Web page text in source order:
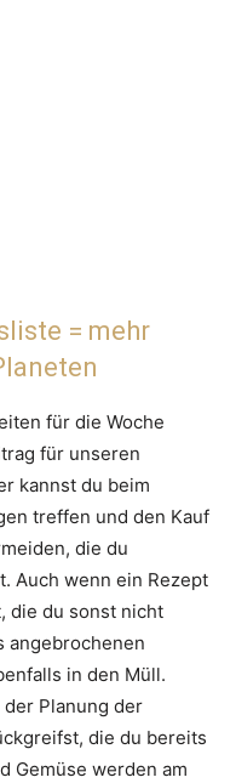
= mehr
für die Woche
für unseren
kannst du beim
treffen und den Kauf
die du
Auch wenn ein Rezept
die du sonst nicht
angebrochenen
in den Müll.
Planung der
die du bereits
Gemüse werden am